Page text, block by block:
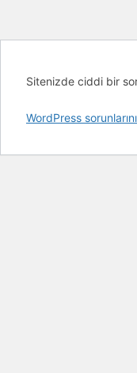
Sitenizde ciddi bir
WordPress